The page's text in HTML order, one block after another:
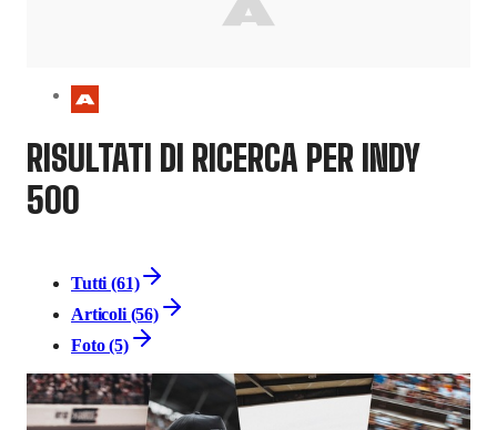
RISULTATI DI RICERCA PER INDY
500
Tutti (61)
Articoli (56)
Foto (5)